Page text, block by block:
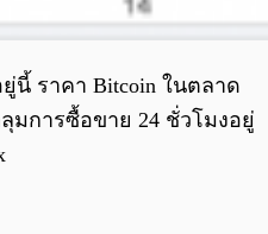
นี้ ราคา Bitcoin ในตลาด
มการซื้อขาย 24 ชั่วโมงอยู่